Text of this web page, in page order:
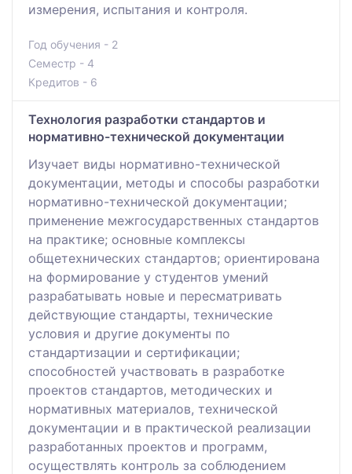
измерения, испытания и контроля.
Год обучения - 2
Семестр - 4
Кредитов - 6
Технология разработки стандартов и
нормативно-технической документации
Изучает виды нормативно-технической
документации, методы и способы разработки
нормативно-технической документации;
применение межгосударственных стандартов
на практике; основные комплексы
общетехнических стандартов; ориентирована
на формирование у студентов умений
разрабатывать новые и пересматривать
действующие стандарты, технические
условия и другие документы по
стандартизации и сертификации;
способностей участвовать в разработке
проектов стандартов, методических и
нормативных материалов, технической
документации и в практической реализации
разработанных проектов и программ,
осуществлять контроль за соблюдением